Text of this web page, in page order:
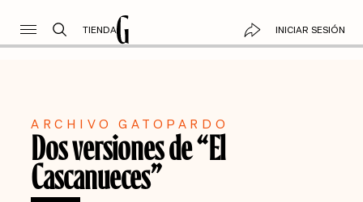
TIENDA INICIAR SESIÓN
ARCHIVO GATOPARDO
Dos versiones de “El
Cascanueces”